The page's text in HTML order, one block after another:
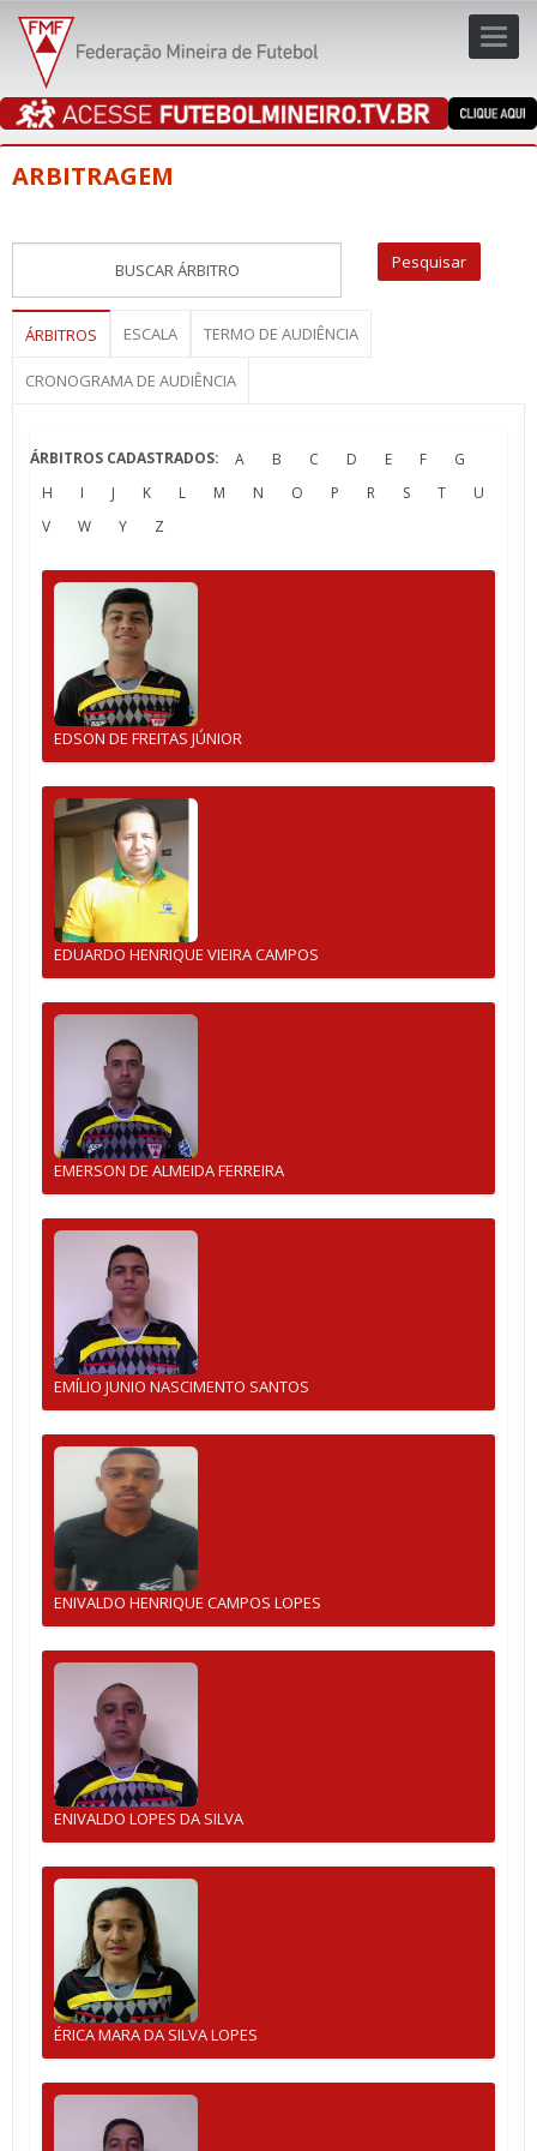
ARBITRAGEM
ÁRBITROS ESCALA TERMO DE AUDIÊNCIA
CRONOGRAMA DE AUDIÊNCIA
ÁRBITROS CADASTRADOS: A B C D E F
G
H
I J K L M N O P R S T
U
V
W Y Z
EDSON DE FREITAS JÚNIOR
EDUARDO HENRIQUE VIEIRA CAMPOS
EMERSON DE ALMEIDA FERREIRA
EMÍLIO JUNIO NASCIMENTO SANTOS
ENIVALDO HENRIQUE CAMPOS LOPES
ENIVALDO LOPES DA SILVA
ÉRICA MARA DA SILVA LOPES